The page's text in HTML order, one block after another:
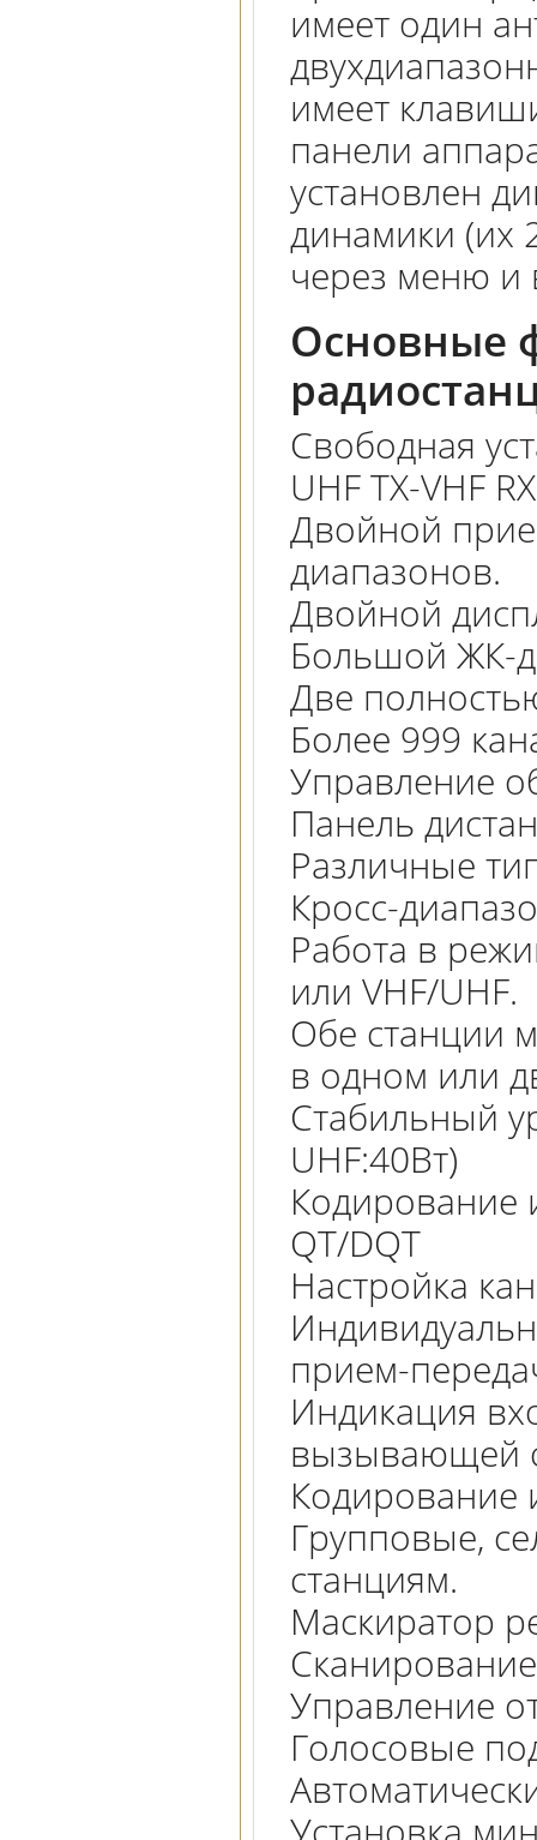
имеет один
имеет
панели
установлен
динамики (их
через меню и
Основные
Свободная
UHF TX-VHF
Двойной
диапазонов.
Двойной
Большой ЖК-
Две
Более 999
Управление
Панель
Различные
Кросс-
Работа в
или VHF/UHF.
Обе станции
в одном или
Стабильный
UHF:40Вт)
Кодирование
QT/DQT
Настройка
прием-
Индикация
вызывающей
Кодирование
Групповые,
станциям.
Маскиратор
Управление
Голосовые